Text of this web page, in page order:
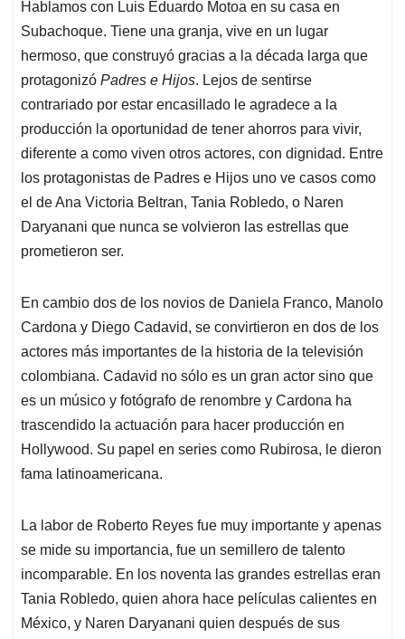
s
A
p
p
b
o
o
k
e
d
I
n
l
a
d
s
Hablamos con Luis Eduardo Motoa en su casa en
Subachoque. Tiene una granja, vive en un lugar
hermoso, que construyó gracias a la década larga que
protagonizó Padres e Hijos. Lejos de sentirse
contrariado por estar encasillado le agradece a la
producción la oportunidad de tener ahorros para vivir,
diferente a como viven otros actores, con dignidad. Entre
los protagonistas de Padres e Hijos uno ve casos como
el de Ana Victoria Beltran, Tania Robledo, o Naren
Daryanani que nunca se volvieron las estrellas que
prometieron ser.
En cambio dos de los novios de Daniela Franco, Manolo
Cardona y Diego Cadavid, se convirtieron en dos de los
actores más importantes de la historia de la televisión
colombiana. Cadavid no sólo es un gran actor sino que
es un músico y fotógrafo de renombre y Cardona ha
trascendido la actuación para hacer producción en
Hollywood. Su papel en series como Rubirosa, le dieron
fama latinoamericana.
La labor de Roberto Reyes fue muy importante y apenas
se mide su importancia, fue un semillero de talento
incomparable. En los noventa las grandes estrellas eran
Tania Robledo, quien ahora hace películas calientes en
México, y Naren Daryanani quien después de sus